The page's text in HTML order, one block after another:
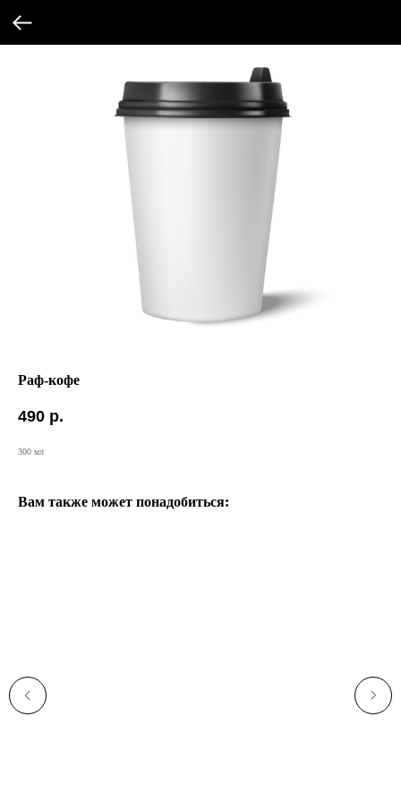
Раф-кофе
490 р.
300 мл
Вам также может понадобиться: